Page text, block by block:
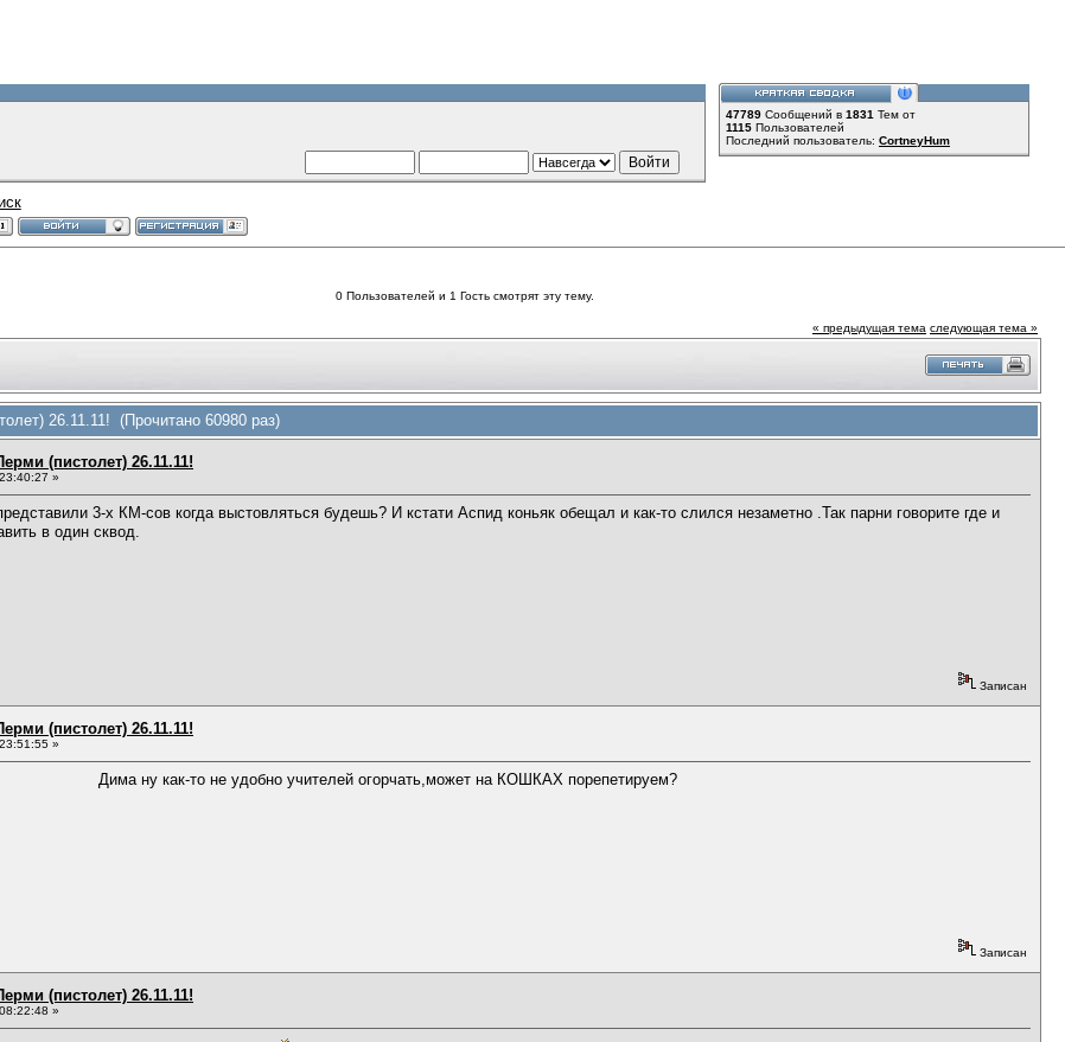
47789 Сообщений в 1831 Тем от
1115 Пользователей
Последний пользователь: CortneyHum
0 Пользователей и 1 Гость смотрят эту тему.
« предыдущая тема следующая тема »
26.11.11! (Прочитано 60980 раз)
(пистолет) 26.11.11!
»
3-х КМ-сов когда выстовляться будешь? И кстати Аспид коньяк обещал и как-то слился незаметно .Так парни говорите где и
в один сквод.
Записан
(пистолет) 26.11.11!
»
ну как-то не удобно учителей огорчать,может на КОШКАХ порепетируем?
Записан
(пистолет) 26.11.11!
»